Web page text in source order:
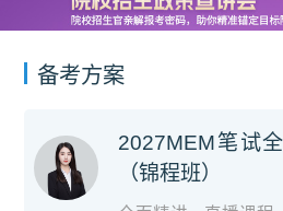
备考方案
2027MEM笔试
（锦程班）